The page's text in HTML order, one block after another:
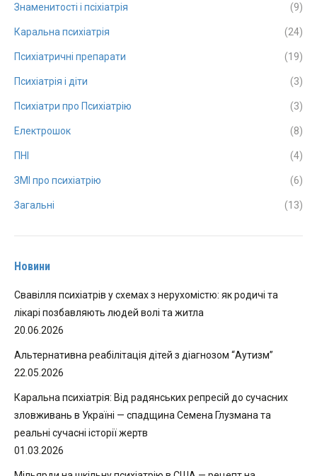
Знаменитості і псіхіатрія (9)
Каральна психіатрія (24)
Психіатричні препарати (19)
Психіатрія і діти (3)
Психіатри про Психіатрію (3)
Електрошок (8)
ПНІ (4)
ЗМІ про психіатрію (6)
Загальні (13)
Новини
Свавілля психіатрів у схемах з нерухомістю: як родичі та
лікарі позбавляють людей волі та житла
20.06.2026
Альтернативна реабілітація дітей з діагнозом “Аутизм”
22.05.2026
Каральна психіатрія: Від радянських репресій до сучасних
зловживань в Україні — спадщина Семена Глузмана та
реальні сучасні історії жертв
01.03.2026